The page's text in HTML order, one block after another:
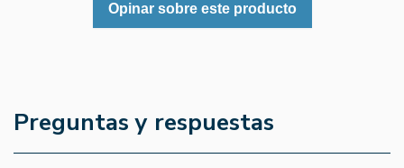
Opinar sobre este producto
Preguntas y respuestas